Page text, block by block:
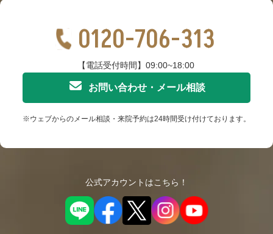
0120-706-313
【電話受付時間】09:00~18:00
お問い合わせ・メール相談
※ウェブからのメール相談・来院予約は24時間受け付けております。
公式アカウントはこちら！